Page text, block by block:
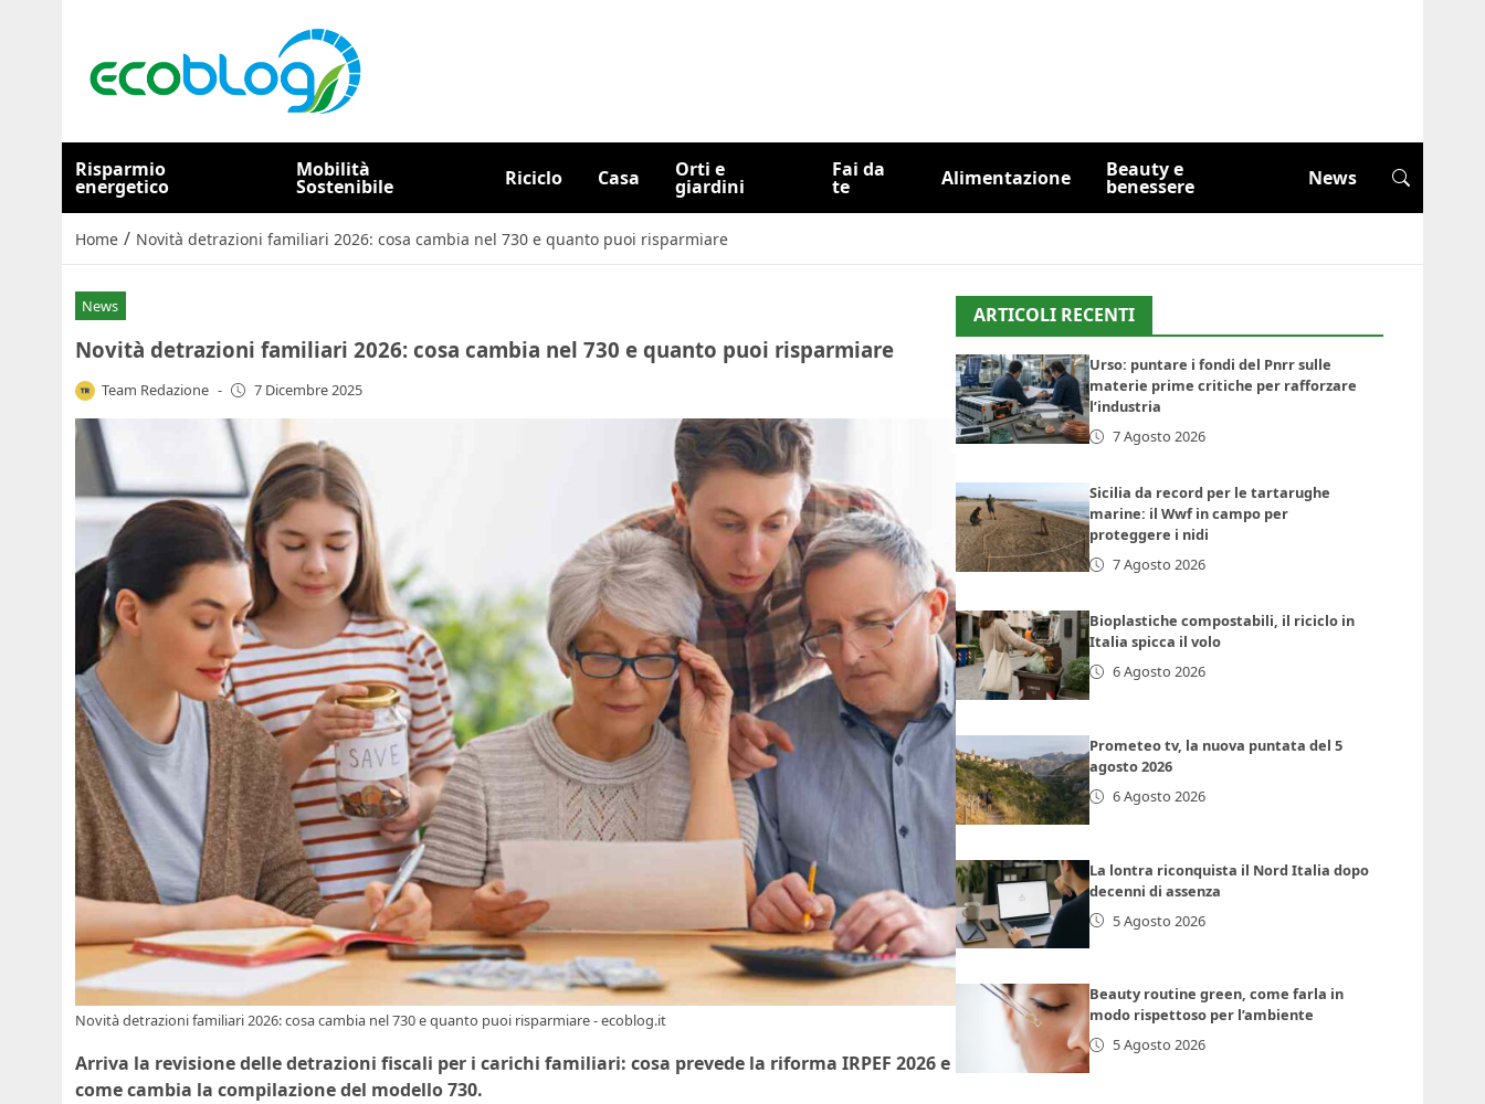
Risparmio
energetico
Mobilità
Sostenibile Riciclo Casa Orti e
giardini
Fai da
te Alimentazione Beauty e
benessere News
Home / Novità detrazioni familiari 2026: cosa cambia nel 730 e quanto puoi risparmiare
News
Novità detrazioni familiari 2026: cosa cambia nel 730 e quanto puoi risparmiare
Team Redazione - 7 Dicembre 2025
Novità detrazioni familiari 2026: cosa cambia nel 730 e quanto puoi risparmiare - ecoblog.it
Arriva la revisione delle detrazioni fiscali per i carichi familiari: cosa prevede la riforma IRPEF 2026 e
come cambia la compilazione del modello 730.
ARTICOLI RECENTI
Urso: puntare i fondi del Pnrr sulle
materie prime critiche per rafforzare
l’industria
7 Agosto 2026
Sicilia da record per le tartarughe
marine: il Wwf in campo per
proteggere i nidi
7 Agosto 2026
Bioplastiche compostabili, il riciclo in
Italia spicca il volo
6 Agosto 2026
Prometeo tv, la nuova puntata del 5
agosto 2026
6 Agosto 2026
La lontra riconquista il Nord Italia dopo
decenni di assenza
5 Agosto 2026
Beauty routine green, come farla in
modo rispettoso per l’ambiente
5 Agosto 2026